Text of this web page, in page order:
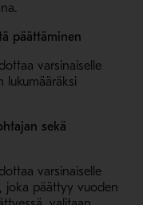
päättäminen
varsinaiselle
lukumääräksi
sekä
varsinaiselle
joka päättyy vuoden